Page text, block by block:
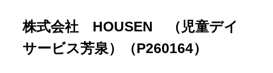
株式会社 HOUSEN （児童デイ
サービス芳泉）（P260164）